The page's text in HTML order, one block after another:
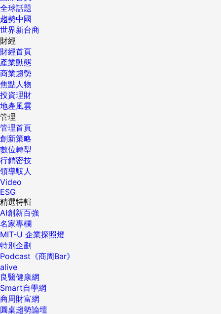
全球話題
趨勢中國
世界新台商
財經
財經首頁
產業動態
商業趨勢
焦點人物
投資理財
地產風雲
管理
管理首頁
創新策略
數位轉型
行銷密技
領導馭人
Video
ESG
精選特輯
AI創新百強
名家專欄
MIT-U 企業探照燈
特別企劃
Podcast《商周Bar》
alive
良醫健康網
Smart自學網
商周財富網
圓桌趨勢論壇